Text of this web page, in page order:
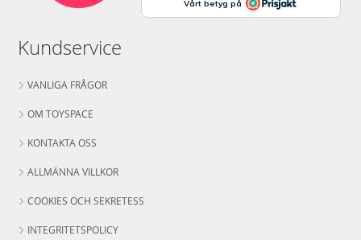
Kundservice
VANLIGA FRÅGOR
OM TOYSPACE
KONTAKTA OSS
ALLMÄNNA VILLKOR
COOKIES OCH SEKRETESS
INTEGRITETSPOLICY